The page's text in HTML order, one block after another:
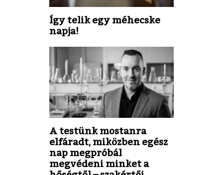
Így telik egy méhecske
napja!
A testünk mostanra
elfáradt, miközben egész
nap megpróbál
megvédeni minket a